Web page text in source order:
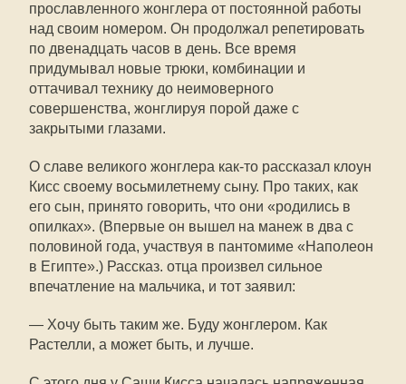
прославленного жонглера от постоянной работы
над своим номером. Он продолжал репетировать
по двенадцать часов в день. Все время
придумывал новые трюки, комбинации и
оттачивал технику до неимоверного
совершенства, жонглируя порой даже с
закрытыми глазами.
О славе великого жонглера как-то рассказал клоун
Кисс своему восьмилетнему сыну. Про таких, как
его сын, принято говорить, что они «родились в
опилках». (Впервые он вышел на манеж в два с
половиной года, участвуя в пантомиме «Наполеон
в Египте».) Рассказ. отца произвел сильное
впечатление на мальчика, и тот заявил:
— Хочу быть таким же. Буду жонглером. Как
Растелли, а может быть, и лучше.